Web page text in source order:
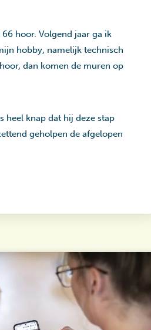
hoor. Volgend jaar ga ik
hobby, namelijk technisch
dan komen de muren op
heel knap dat hij deze stap
geholpen de afgelopen